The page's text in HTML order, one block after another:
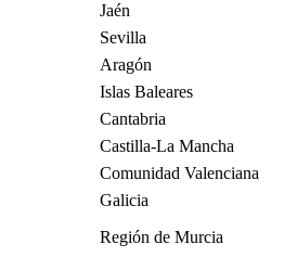
Jaén
Sevilla
Aragón
Islas Baleares
Cantabria
Castilla-La Mancha
Comunidad Valenciana
Galicia
Región de Murcia